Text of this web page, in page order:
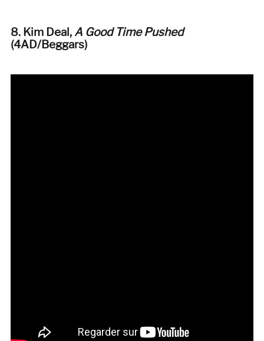
8. Kim Deal, A Good Time Pushed
(4AD/Beggars)